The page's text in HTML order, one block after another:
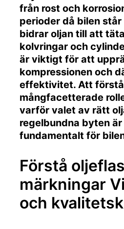
från rost och
perioder då bilen
bidrar oljan till att
kolvringar och
är viktigt för att
kompressionen och
effektivitet. Att
mångfacetterade
varför valet av rätt
regelbundna byten är
fundamentalt för
Förstå
märkningar
och